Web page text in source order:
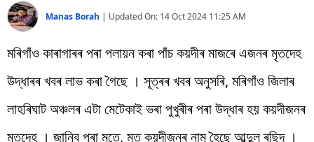
Manas Borah | Updated On: 14 Oct 2024 11:25 AM
মৰিগাঁও কাৰাগাৰৰ পৰা পলায়ন কৰা পাঁচ কয়দীৰ মাজৰে এজনৰ মৃতদেহ
উদ্ধাৰৰ খবৰ লাভ কৰা গৈছে । সূত্ৰৰ খবৰ অনুসৰি, মৰিগাঁও জিলাৰ
লাহৰিঘাট অঞ্চলৰ এটা মেটেকাই ভৰা পুখুৰীৰ পৰা উদ্ধাৰ হয় কয়দীজনৰ
মৃতদেহ । জানিব পৰা মতে, মৃত কয়দীজনৰ নাম হৈছে আব্দুল ৰছিদ ।